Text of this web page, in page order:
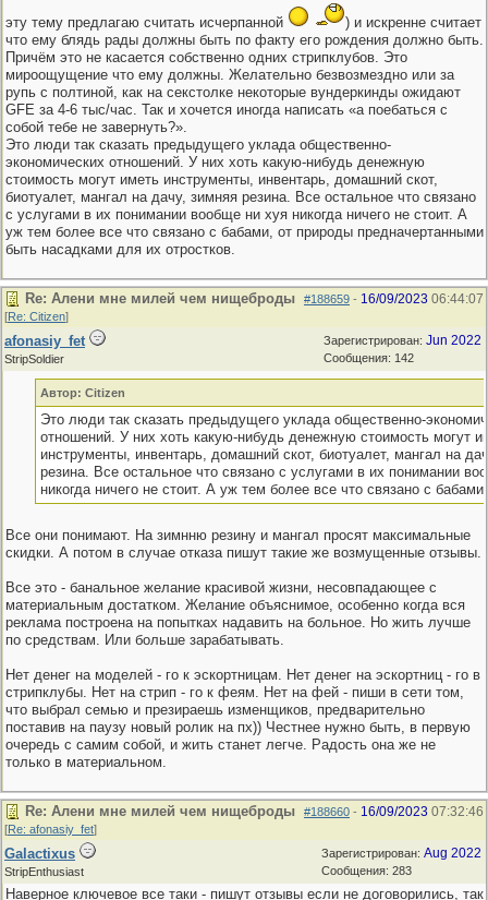
эту тему предлагаю считать исчерпанной
) и искренне считает
что ему блядь рады должны быть по факту его рождения должно быть.
Причём это не касается собственно одних стрипклубов. Это
мироощущение что ему должны. Желательно безвозмездно или за
рупь с полтиной, как на секстолке некоторые вундеркинды ожидают
GFE за 4-6 тыс/час. Так и хочется иногда написать «а поебаться с
собой тебе не завернуть?».
Это люди так сказать предыдущего уклада общественно-
экономических отношений. У них хоть какую-нибудь денежную
стоимость могут иметь инструменты, инвентарь, домашний скот,
биотуалет, мангал на дачу, зимняя резина. Все остальное что связано
с услугами в их понимании вообще ни хуя никогда ничего не стоит. А
уж тем более все что связано с бабами, от природы предначертанными
быть насадками для их отростков.
#188659 - 16/09/2023 06:44:07
Re: Алени мне милей чем нищеброды
[Re: Citizen]
Зарегистрирован: Jun 2022
Сообщения: 142
afonasiy_fet
StripSoldier
Автор: Citizen
Это люди так сказать предыдущего уклада общественно-
отношений. У них хоть какую-нибудь денежную стоимость могут
инструменты, инвентарь, домашний скот, биотуалет, мангал на
резина. Все остальное что связано с услугами в их понимании
никогда ничего не стоит. А уж тем более все что связано с бабами.
Все они понимают. На зимнню резину и мангал просят максимальные
скидки. А потом в случае отказа пишут такие же возмущенные отзывы.
Все это - банальное желание красивой жизни, несовпадающее с
материальным достатком. Желание объяснимое, особенно когда вся
реклама построена на попытках надавить на больное. Но жить лучше
по средствам. Или больше зарабатывать.
Нет денег на моделей - го к эскортницам. Нет денег на эскортниц - го в
стрипклубы. Нет на стрип - го к феям. Нет на фей - пиши в сети том,
что выбрал семью и презираешь изменщиков, предварительно
поставив на паузу новый ролик на пх)) Честнее нужно быть, в первую
очередь с самим собой, и жить станет легче. Радость она же не
только в материальном.
#188660 - 16/09/2023 07:32:46
Re: Алени мне милей чем нищеброды
[Re: afonasiy_fet]
Зарегистрирован: Aug 2022
Сообщения: 283
Galactixus
StripEnthusiast
Наверное ключевое все таки - пишут отзывы если не договорились, так